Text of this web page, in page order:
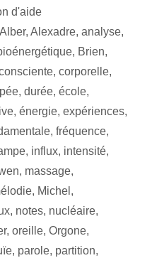
d'aide
Alber, Alexadre, analyse,
, Brien,
, corporelle,
, durée, école,
, énergie, expériences,
, fréquence,
, influx, intensité,
, massage,
, Michel ,
, notes, nucléaire,
, oreille, Orgone,
, parole, partition,